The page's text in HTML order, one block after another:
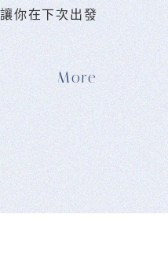
你在下次出發